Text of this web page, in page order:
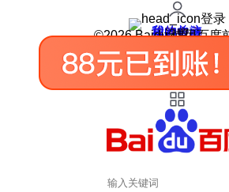
登录
我的关注
我的收藏
皮肤中心
用户反馈
设置
©2026 Baidu 使用百度